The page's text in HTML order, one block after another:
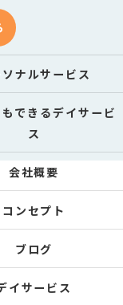
ナルサービス
できるデイサービ
ス
会社概要
コンセプト
ブログ
イサービス